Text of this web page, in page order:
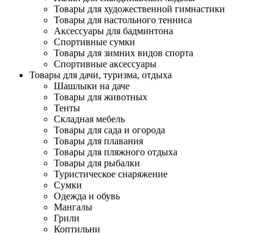
Товары для художественной гимнастики
Товары для настольного тенниса
Аксессуары для бадминтона
Спортивные сумки
Товары для зимних видов спорта
Спортивные аксессуары
Товары для дачи, туризма, отдыха
Шашлыки на даче
Товары для животных
Тенты
Складная мебель
Товары для сада и огорода
Товары для плавания
Товары для пляжного отдыха
Товары для рыбалки
Туристическое снаряжение
Сумки
Одежда и обувь
Мангалы
Грили
Коптильни